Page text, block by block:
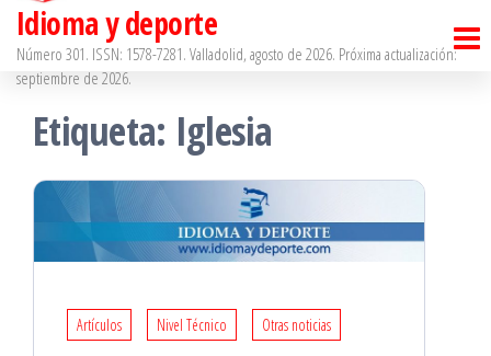
Idioma y deporte
Número 301. ISSN: 1578-7281. Valladolid, agosto de 2026. Próxima actualización:
septiembre de 2026.
Etiqueta: Iglesia
Artículos Nivel Técnico Otras noticias